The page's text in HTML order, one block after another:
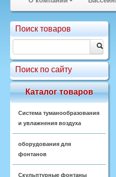
Поиск товаров
Поиск по сайту
Каталог товаров
Система туманообразования
и увлажнения воздуха
оборудования для
фонтанов
Скульптурные фонтаны